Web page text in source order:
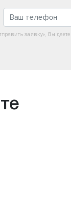
заявку», Вы даете